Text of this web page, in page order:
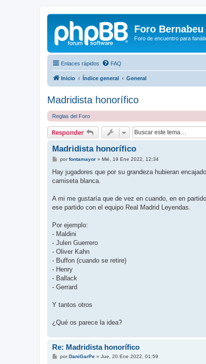
Foro Bernabeu
Foro de encuentro para
Enlaces rápidos FAQ
Inicio Índice general General
Madridista honorífico
Reglas del Foro
Responder
Madridista honorífico
M
n
s
a
porfontamayor» Mié, 19 Ene 2022, 12:34
Hay jugadores que por su grandeza hubieran
camiseta blanca.
A mi me gustaría que de vez en cuando, en en
ese partido con el equipo Real Madrid Leyendas.
Por ejemplo:
- Maldini
- Julen Guerrero
- Oliver Kahn
- Buffon (cuando se retire)
- Henry
- Ballack
- Gerrard
Y tantos otros
¿Qué os parece la idea?
Re: Madridista honorífico
MporDaniGarPe» Jue, 20 Ene 2022, 01:59